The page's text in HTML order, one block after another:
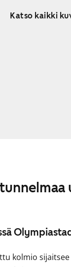
Katso kaikki
kolmio